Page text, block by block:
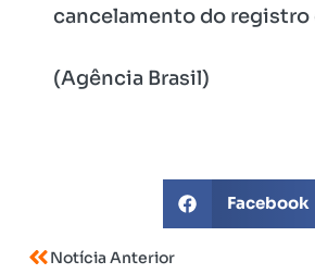
cancelamento do
(Agência Brasil)
Facebook
Notícia Anterior